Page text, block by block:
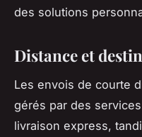
des solutions
Distance et
Les envois de courte
gérés par des
livraison express,